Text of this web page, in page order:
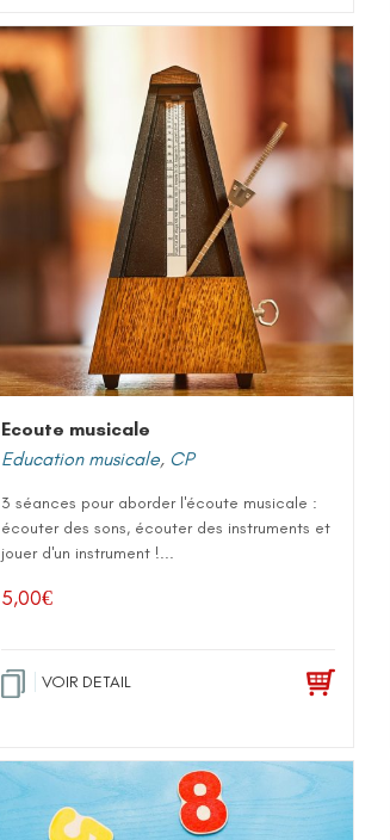
Ecoute musicale
Education musicale, CP
3 séances pour aborder l'écoute musicale :
écouter des sons, écouter des instruments et
jouer d'un instrument !...
5,00€
VOIR DETAIL